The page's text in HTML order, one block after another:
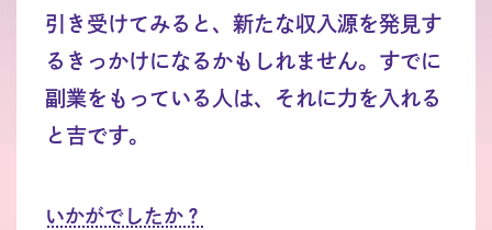
引き受けてみると、新たな収入源を発見す
るきっかけになるかもしれません。すでに
副業をもっている人は、それに力を入れる
と吉です。
いかがでしたか？